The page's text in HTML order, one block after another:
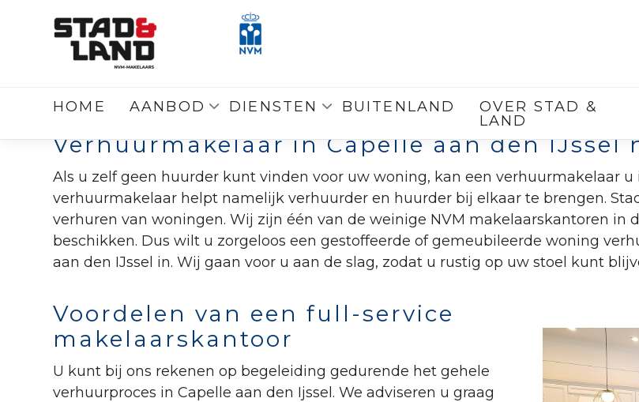
HOME AANBOD DIENSTEN BUITENLAND
OVER STAD &
LAND
Verhuurmakelaar in Capelle aan den IJssel
Als u zelf geen huurder kunt vinden voor uw woning, kan een verhuurmakelaar u
verhuurmakelaar helpt namelijk verhuurder en huurder bij elkaar te brengen.
verhuren van woningen. Wij zijn één van de weinige NVM makelaarskantoren in
beschikken. Dus wilt u zorgeloos een gestoffeerde of gemeubileerde woning
aan den IJssel in. Wij gaan voor u aan de slag, zodat u rustig op uw stoel kunt
Voordelen van een full-service
makelaarskantoor
U kunt bij ons rekenen op begeleiding gedurende het gehele
verhuurproces in Capelle aan den Ijssel. We adviseren u graag